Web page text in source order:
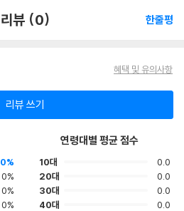
리뷰 (0) 한줄평
혜택 및 유의사항
리뷰 쓰기
0%
0%
0%
0%
연령대별 평균 점수
10대
0.0
20대
0.0
30대
0.0
40대
0.0